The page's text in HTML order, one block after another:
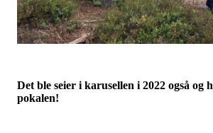
Det ble seier i karusellen i 2022 også og
pokalen!